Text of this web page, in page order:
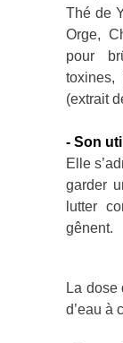
Thé de
Orge,
pour
toxines,
(extrait
- Son
Elle
garder
lutter
gênent.
La
d’eau à